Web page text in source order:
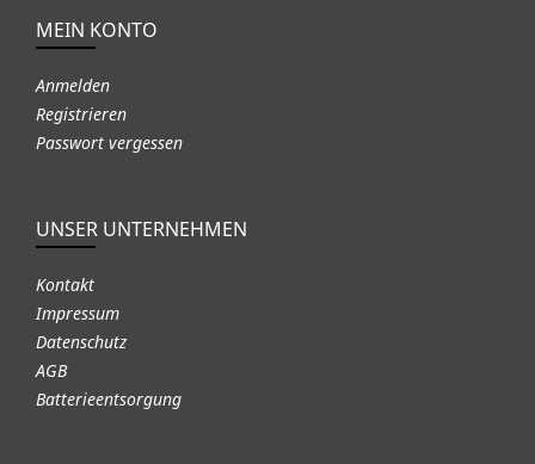
MEIN KONTO
Anmelden
Registrieren
Passwort vergessen
UNSER UNTERNEHMEN
Kontakt
Impressum
Datenschutz
AGB
Batterieentsorgung